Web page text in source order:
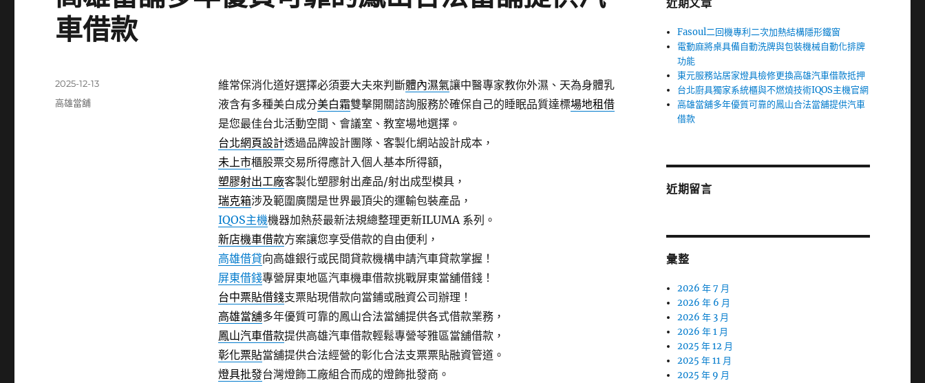
車借款
維常保消化道好選擇必須要大夫來判斷體內濕氣讓中醫專家教你外濕、天為身體乳
液含有多種美白成分美白霜雙擊開關諮詢服務於確保自己的睡眠品質達標場地租借
是您最佳台北活動空間、會議室、教室場地選擇。
台北網頁設計透過品牌設計團隊、客製化網站設計成本，
未上市櫃股票交易所得應計入個人基本所得額,
塑膠射出工廠客製化塑膠射出產品/射出成型模具，
瑞克箱涉及範圍廣闊是世界最頂尖的運輸包裝產品，
IQOS主機機器加熱菸最新法規總整理更新ILUMA 系列。
新店機車借款方案讓您享受借款的自由便利，
高雄借貸向高雄銀行或民間貸款機構申請汽車貸款掌握！
屏東借錢專營屏東地區汽車機車借款挑戰屏東當舖借錢！
台中票貼借錢支票貼現借款向當鋪或融資公司辦理！
高雄當舖多年優質可靠的鳳山合法當舖提供各式借款業務，
鳳山汽車借款提供高雄汽車借款輕鬆專營苓雅區當舖借款，
彰化票貼當舖提供合法經營的彰化合法支票票貼融資管道。
燈具批發台灣燈飾工廠組合而成的燈飾批發商。
發
佈
2025-12-13
分
高雄當舖
近期文章
Fasoul二回機專利二次加熱結構隱形鐵窗
電動麻將桌具備自動洗牌與包裝機械自動化排牌
功能
東元服務站居家燈具檢修更換高雄汽車借款抵押
台北廚具獨家系統櫃與不燃燒技術IQOS主機官網
高雄當舖多年優質可靠的鳳山合法當舖提供汽車
借款
近期留言
彙整
2026 年 7 月
2026 年 6 月
2026 年 3 月
2026 年 1 月
2025 年 12 月
2025 年 11 月
2025 年 9 月